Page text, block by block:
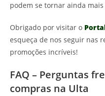
podem se tornar ainda mais
Obrigado por visitar o
esqueça de nos seguir nas
promoções incríveis!
FAQ – Perguntas
compras na Ulta